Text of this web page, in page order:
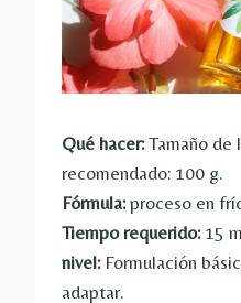
Qué hacer:Tamaño de
recomendado: 100 g.
Fórmula:proceso en
Tiempo requerido: 15
nivel:Formulación
adaptar.